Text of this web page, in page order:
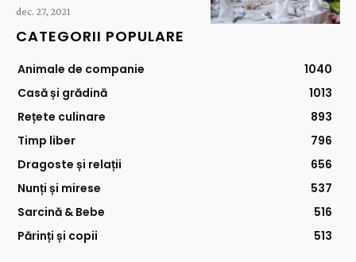
dec. 27, 2021
CATEGORII POPULARE
Animale de companie
1040
Casă și grădină
1013
Rețete culinare
893
Timp liber
796
Dragoste și relații
656
Nunți și mirese
537
Sarcină & Bebe
516
Părinți și copii
513